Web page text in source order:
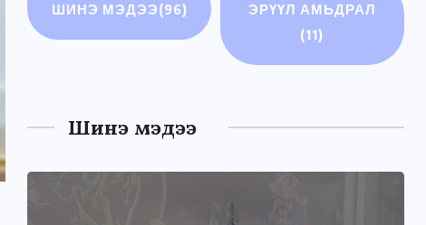
ШИНЭ МЭДЭЭ(96)
ЭРҮҮЛ АМЬДРАЛ
(11)
Шинэ мэдээ